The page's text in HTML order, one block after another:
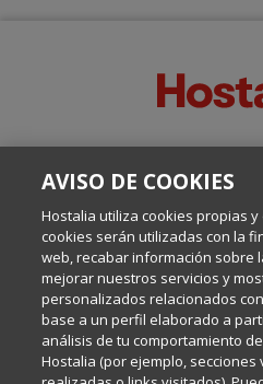
Escrito por el equipo de
Internet y
Política de
Política de
AVISO DE COOKIES
Hostalia utiliza cookies propias y
cookies serán utilizadas con la
web, recabar información sobre
mejorar nuestros servicios y
personalizados relacionados
base a un perfil elaborado a
análisis de tu comportamiento
Hostalia (por ejemplo, secciones